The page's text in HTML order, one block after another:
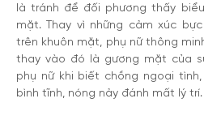
là tránh để đối phương thấy
mặt. Thay vì những cảm xúc
trên khuôn mặt, phụ nữ thông
thay vào đó là gương mặt của
phụ nữ khi biết chồng ngoại
bình tĩnh, nóng nảy đánh mất lý trí.